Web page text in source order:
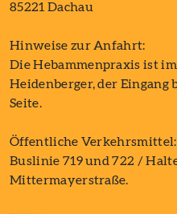
85221 Dachau
Hinweise zur Anfahrt:
Die Hebammenpraxis ist im
Heidenberger, der Eingang
Seite.
Öffentliche Verkehrsmittel:
Buslinie 719 und 722 /
Mittermayerstraße.